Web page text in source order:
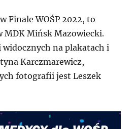
Finale WOŚP 2022, to
MDK Mińsk Mazowiecki.
na plakatach i
Karczmarewicz,
fotografii jest Leszek